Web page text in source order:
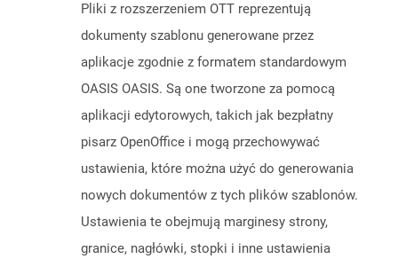
Pliki z rozszerzeniem OTT reprezentują
dokumenty szablonu generowane przez
aplikacje zgodnie z formatem standardowym
OASIS OASIS. Są one tworzone za pomocą
aplikacji edytorowych, takich jak bezpłatny
pisarz OpenOffice i mogą przechowywać
ustawienia, które można użyć do generowania
nowych dokumentów z tych plików szablonów.
Ustawienia te obejmują marginesy strony,
granice, nagłówki, stopki i inne ustawienia